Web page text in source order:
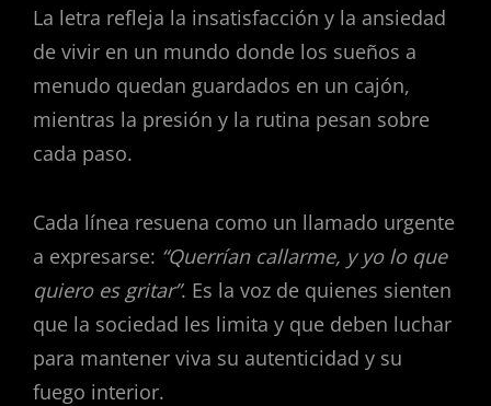
La letra refleja la insatisfacción y la ansiedad
de vivir en un mundo donde los sueños a
menudo quedan guardados en un cajón,
mientras la presión y la rutina pesan sobre
cada paso.
Cada línea resuena como un llamado urgente
a expresarse: “Querrían callarme, y yo lo que
quiero es gritar”. Es la voz de quienes sienten
que la sociedad les limita y que deben luchar
para mantener viva su autenticidad y su
fuego interior.